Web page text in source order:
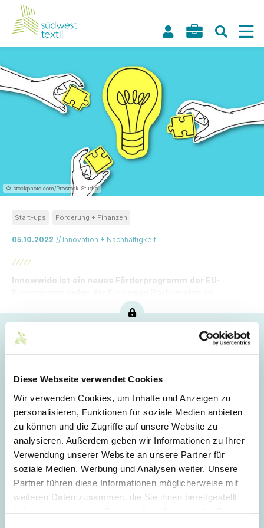
Diese Webseite verwendet Cookies
Wir verwenden Cookies, um Inhalte und Anzeigen zu
personalisieren, Funktionen für soziale Medien anbieten
zu können und die Zugriffe auf unsere Website zu
analysieren. Außerdem geben wir Informationen zu Ihrer
Verwendung unserer Website an unsere Partner für
soziale Medien, Werbung und Analysen weiter. Unsere
Partner führen diese Informationen möglicherweise mit
weiteren Daten zusammen, die Sie ihnen bereitgestellt
©Istockphoto.com/Prostock-Studio
05.10.2022 // Innovation + Nachhaltigkeit
Start-ups Förderung + Finanzen
Innowwide ist ein neues Förderprogramm der EU-
Login
Passwort